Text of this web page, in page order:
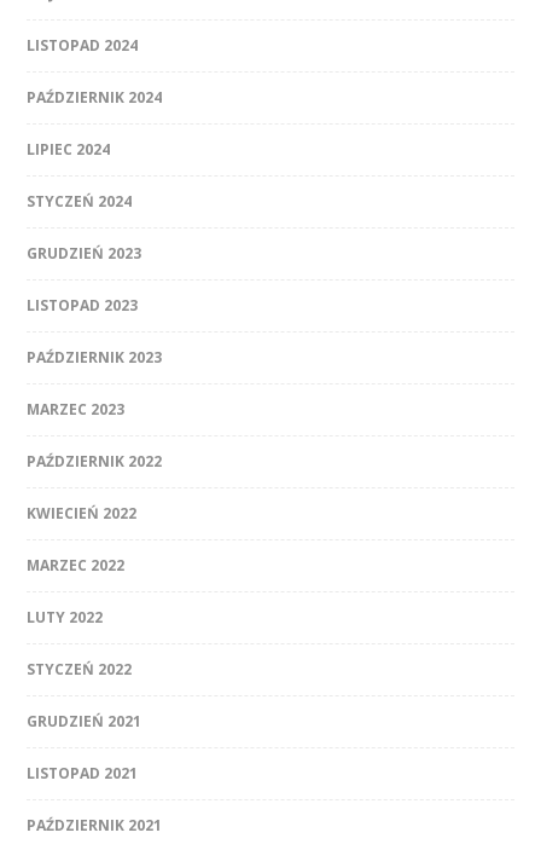
LISTOPAD 2024
PAŹDZIERNIK 2024
LIPIEC 2024
STYCZEŃ 2024
GRUDZIEŃ 2023
LISTOPAD 2023
PAŹDZIERNIK 2023
MARZEC 2023
PAŹDZIERNIK 2022
KWIECIEŃ 2022
MARZEC 2022
LUTY 2022
STYCZEŃ 2022
GRUDZIEŃ 2021
LISTOPAD 2021
PAŹDZIERNIK 2021